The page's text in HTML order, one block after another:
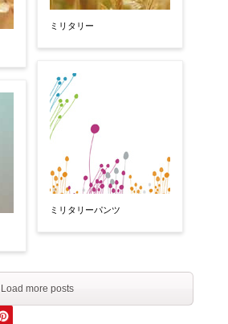
ミリタリー
ミリタリーパンツ
Load more posts